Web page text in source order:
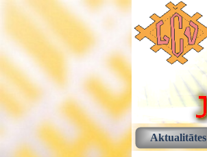
Aktualitātes